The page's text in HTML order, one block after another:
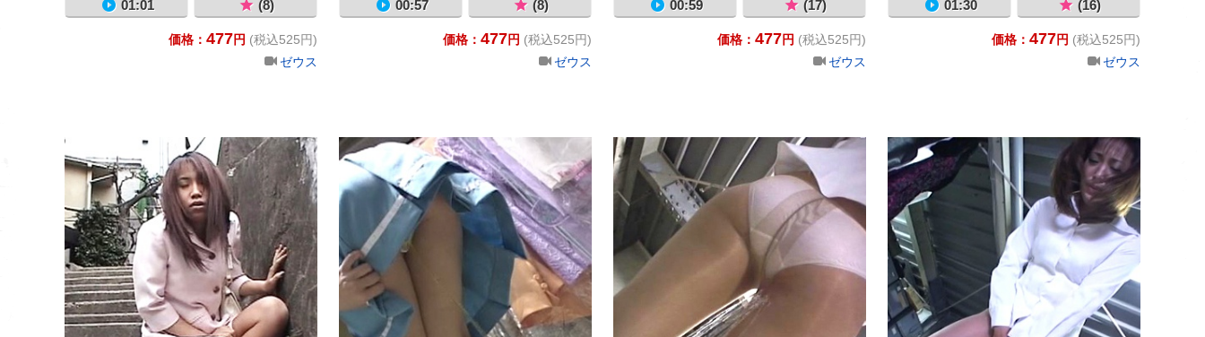
01:01 (8)
価格： 477円 (税込525円)
ゼウス
00:57 (8)
価格： 477円 (税込525円)
ゼウス
00:59 (17)
価格： 477円 (税込525円)
ゼウス
01:30 (16)
価格： 477円 (税込525円)
ゼウス
おもらし42 おもらし43 おもらし44